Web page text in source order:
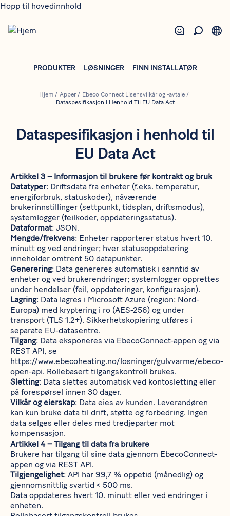
Hopp til hovedinnhold
PRODUKTER LØSNINGER FINN INSTALLATØR
Hjem / Apper / Ebeco Connect Lisensvilkår og -avtale /
Dataspesifikasjon I Henhold Til EU Data Act
Dataspesifikasjon i henhold til
EU Data Act
Artikkel 3 – Informasjon til brukere før kontrakt og bruk
Datatyper: Driftsdata fra enheter (f.eks. temperatur,
energiforbruk, statuskoder), nåværende
brukerinnstillinger (settpunkt, tidsplan, driftsmodus),
systemlogger (feilkoder, oppdateringsstatus).
Dataformat: JSON.
Mengde/frekvens: Enheter rapporterer status hvert 10.
minutt og ved endringer; hver statusoppdatering
inneholder omtrent 50 datapunkter.
Generering: Data genereres automatisk i sanntid av
enheter og ved brukerendringer; systemlogger opprettes
under hendelser (feil, oppdateringer, konfigurasjon).
Lagring: Data lagres i Microsoft Azure (region: Nord-
Europa) med kryptering i ro (AES-256) og under
transport (TLS 1.2+). Sikkerhetskopiering utføres i
separate EU-datasentre.
Tilgang: Data eksponeres via EbecoConnect-appen og via
REST API, se
https://www.ebecoheating.no/losninger/gulvvarme/ebeco-
open-api. Rollebasert tilgangskontroll brukes.
Sletting: Data slettes automatisk ved kontosletting eller
på forespørsel innen 30 dager.
Vilkår og eierskap: Data eies av kunden. Leverandøren
kan kun bruke data til drift, støtte og forbedring. Ingen
data selges eller deles med tredjeparter mot
kompensasjon.
Artikkel 4 – Tilgang til data fra brukere
Brukere har tilgang til sine data gjennom EbecoConnect-
appen og via REST API.
Tilgjengelighet: API har 99,7 % oppetid (månedlig) og
gjennomsnittlig svartid < 500 ms.
Data oppdateres hvert 10. minutt eller ved endringer i
enheten.